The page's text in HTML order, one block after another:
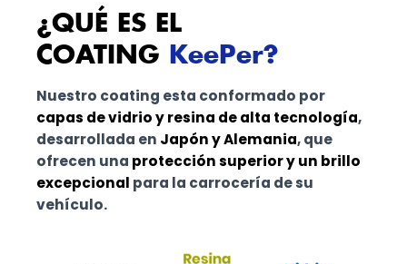
¿QUÉ ES EL
COATING
KeePer?
Nuestro coating esta conformado por
capas de vidrio y resina de alta tecnología,
desarrollada en Japón y Alemania, que
ofrecen una protección superior y un brillo
excepcional para la carrocería de su
vehículo.